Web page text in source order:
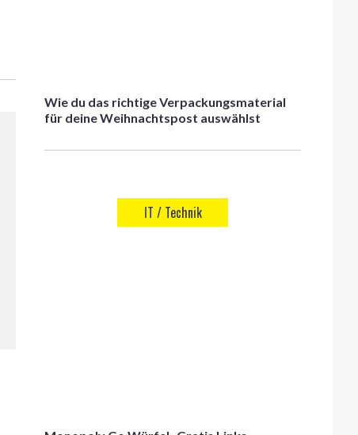
Wie du das richtige Verpackungsmaterial
für deine Weihnachtspost auswählst
IT / Technik